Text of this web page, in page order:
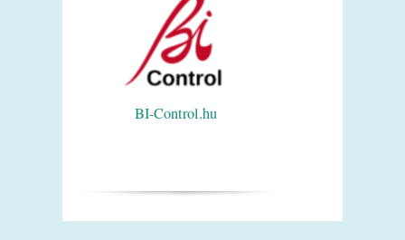
BI-Control.hu